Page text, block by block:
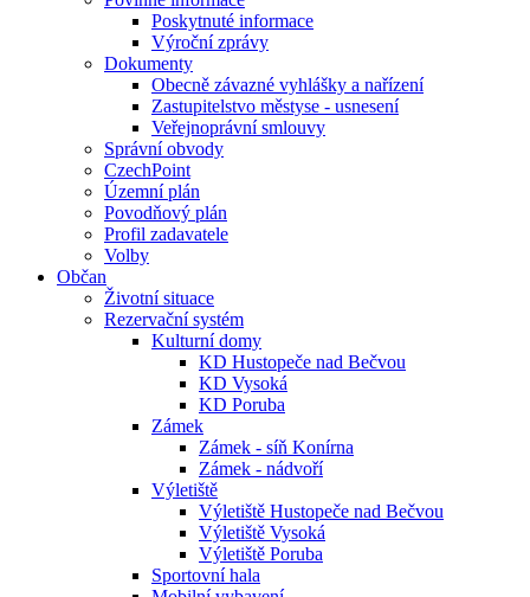
Poskytnuté informace
Výroční zprávy
Dokumenty
Obecně závazné vyhlášky a nařízení
Zastupitelstvo městyse - usnesení
Veřejnoprávní smlouvy
Správní obvody
CzechPoint
Územní plán
Povodňový plán
Profil zadavatele
Volby
Občan
Životní situace
Rezervační systém
Kulturní domy
KD Hustopeče nad Bečvou
KD Vysoká
KD Poruba
Zámek
Zámek - síň Konírna
Zámek - nádvoří
Výletiště
Výletiště Hustopeče nad Bečvou
Výletiště Vysoká
Výletiště Poruba
Sportovní hala